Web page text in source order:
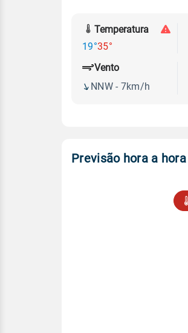
Temperatura
19°35°
Vento
NNW - 7km/h
Previsão hora a